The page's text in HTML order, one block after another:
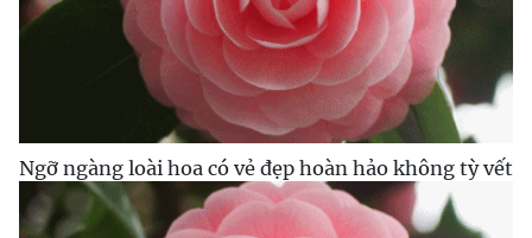
Ngỡ ngàng loài hoa có vẻ đẹp hoàn hảo không tỳ vết